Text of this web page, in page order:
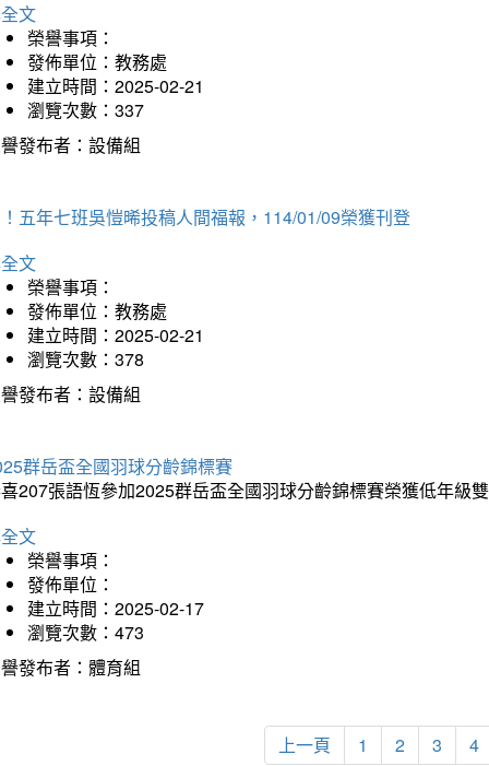
文
榮譽事項：
發佈單位：教務處
建立時間：2025-02-21
瀏覽次數：337
發布者：設備組
五年七班吳愷晞投稿人間福報，114/01/09榮獲刊登
文
榮譽事項：
發佈單位：教務處
建立時間：2025-02-21
瀏覽次數：378
發布者：設備組
群岳盃全國羽球分齡錦標賽
207張語恆參加2025群岳盃全國羽球分齡錦標賽榮獲低年級
文
榮譽事項：
發佈單位：
建立時間：2025-02-17
瀏覽次數：473
發布者：體育組
上一頁 1 2 3 4